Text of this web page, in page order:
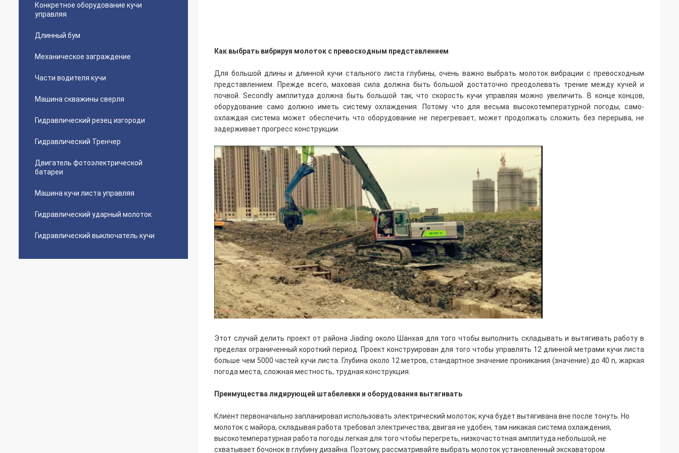
Конкретное оборудование кучи
управляя
Длинный бум
Механическое заграждение
Части водителя кучи
Машина скважины сверля
Гидравлический резец изгороди
Гидравлический Тренчер
Двигатель фотоэлектрической
батареи
Машина кучи листа управляя
Гидравлический ударный молоток
Гидравлический выключатель кучи
Как выбрать вибрируя молоток с превосходным представлением
Для большой длины и длинной кучи стального листа глубины, очень важно выбрать молоток вибрации с превосходным
представлением. Прежде всего, маховая сила должна быть большой достаточно преодолевать трение между кучей и
почвой. Secondly амплитуда должна быть большой так, что скорость кучи управляя можно увеличить. В конце концов,
оборудование само должно иметь систему охлаждения. Потому что для весьма высокотемпературной погоды, само-
охлаждая система может обеспечить что оборудование не перегревает, может продолжать сложить без перерыва, не
задерживает прогресс конструкции.
Этот случай делить проект от района Jiading около Шанхая для того чтобы выполнить складывать и вытягивать работу в
пределах ограниченный короткий период. Проект конструирован для того чтобы управлять 12 длинной метрами кучи листа
больше чем 5000 частей кучи листа. Глубина около 12 метров, стандартное значение проникания (значение) до 40 n, жаркая
погода места, сложная местность, трудная конструкция.
Преимущества лидирующей штабелевки и оборудования вытягивать
Клиент первоначально запланировал использовать электрический молоток; куча будет вытягивана вне после тонуть. Но
молоток с майора, складывая работа требовал электричества, двигая не удобен, там никакая система охлаждения,
высокотемпературная работа погоды легкая для того чтобы перегреть, низкочастотная амплитуда небольшой, не
схватывает бочонок в глубину дизайна. Поэтому, рассматривайте выбрать молоток установленный экскаватором